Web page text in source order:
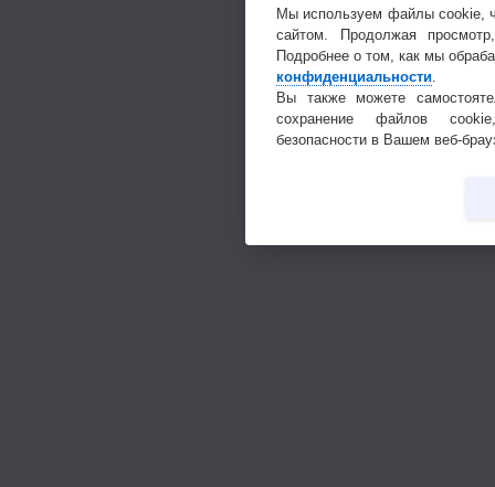
Мы используем файлы cookie,
сайтом. Продолжая
Подробнее о том, как мы
конфиденциальности.
Вы также можете
сохранение файлов
безопасности в Вашем веб-